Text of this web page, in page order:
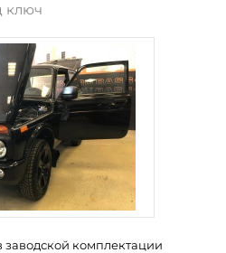
ключ
заводской комплектации